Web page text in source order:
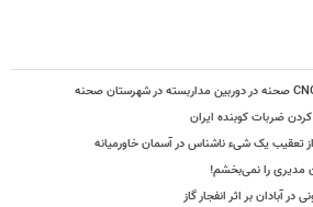
کردن ضربات کوبنده ایران
از تعقیب یک شیء ناشناس در آسمان خاورمیانه
مدیری را نمی‌بخشم!
آبادان بر اثر انفجار گاز